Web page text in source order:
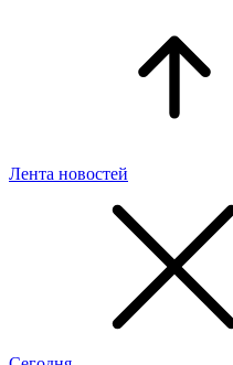
Лента новостей